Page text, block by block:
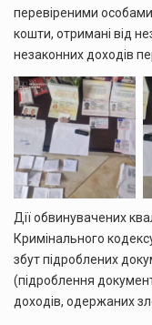
перевіреними
кошти, отримані від
незаконних доходів
Дії обвинувачених
Кримінального
збут підроблених
(підроблення
доходів, одержаних